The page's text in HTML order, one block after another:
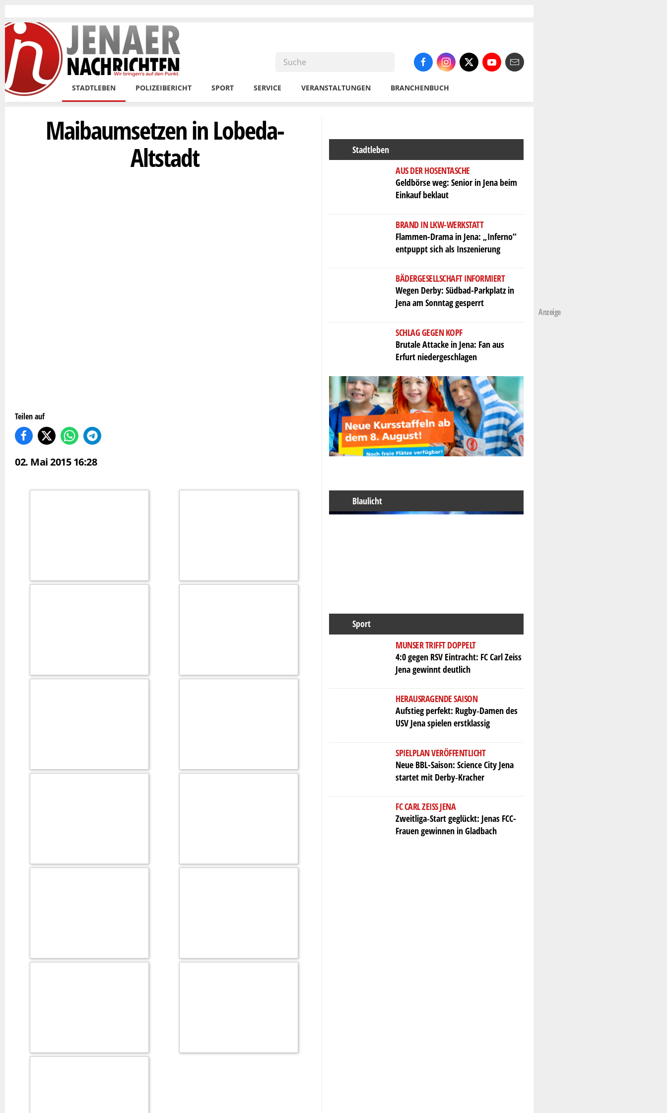
Skip to main content
STADTLEBEN POLIZEIBERICHT SPORT SERVICE VERANSTALTUNGEN BRANCHENBUCH
Maibaumsetzen in Lobeda-
Altstadt
Teilen auf
02. Mai 2015 16:28
Stadtleben
AUS DER HOSENTASCHE
Geldbörse weg: Senior in Jena beim
Einkauf beklaut
BRAND IN LKW-WERKSTATT
Flammen-Drama in Jena: „Inferno“
entpuppt sich als Inszenierung
BÄDERGESELLSCHAFT INFORMIERT
Wegen Derby: Südbad-Parkplatz in
Jena am Sonntag gesperrt
SCHLAG GEGEN KOPF
Brutale Attacke in Jena: Fan aus
Erfurt niedergeschlagen
Blaulicht
Sport
MUNSER TRIFFT DOPPELT
4:0 gegen RSV Eintracht: FC Carl Zeiss
Jena gewinnt deutlich
HERAUSRAGENDE SAISON
Aufstieg perfekt: Rugby‑Damen des
USV Jena spielen erstklassig
SPIELPLAN VERÖFFENTLICHT
Neue BBL-Saison: Science City Jena
startet mit Derby‑Kracher
FC CARL ZEISS JENA
Zweitliga‑Start geglückt: Jenas FCC-
Frauen gewinnen in Gladbach
Anzeige